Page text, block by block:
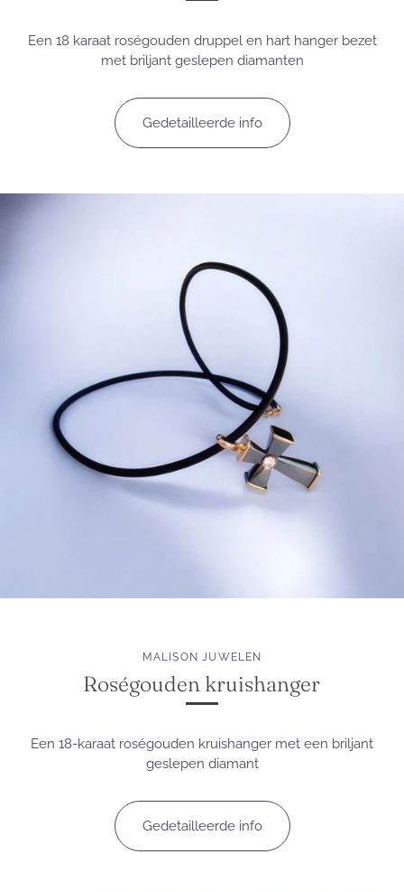
Een 18 karaat roségouden druppel en hart hanger bezet
met briljant geslepen diamanten
Gedetailleerde info
MALISON JUWELEN
Roségouden kruishanger
Een 18-karaat roségouden kruishanger met een briljant
geslepen diamant
Gedetailleerde info